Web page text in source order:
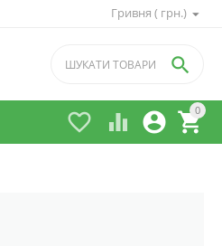
Гривня ( грн.)
0


 
